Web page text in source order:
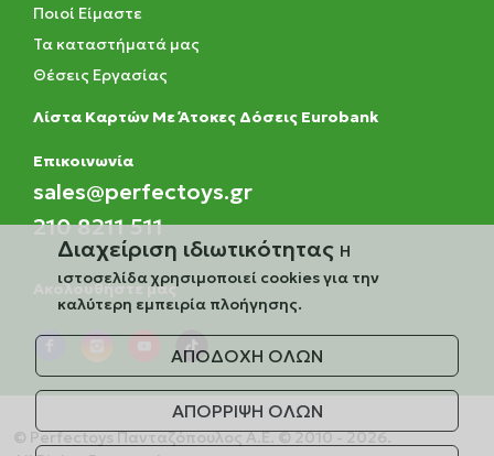
Ποιοί Είμαστε
Τα καταστήματά μας
Θέσεις Εργασίας
Λίστα Καρτών Με Άτοκες Δόσεις Eurobank
Eπικοινωνία
sales@perfectoys.gr
210 8211 511
Ακολουθήστε μας
© Perfectoys Πανταζόπουλος Α.Ε. © 2010 - 2026.
Διαχείριση ιδιωτικότητας Η
ιστοσελίδα χρησιμοποιεί cookies για την
καλύτερη εμπειρία πλοήγησης.
ΑΠΟΔΟΧΗ ΟΛΩΝ
ΑΠΟΡΡΙΨΗ ΟΛΩΝ